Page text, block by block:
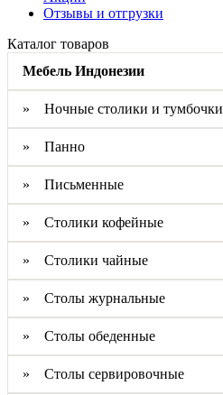
Отзывы и отгрузки
Каталог товаров
Мебель Индонезии
» Ночные столики и тумбочки
» Панно
» Письменные
» Столики кофейные
» Столики чайные
» Столы журнальные
» Столы обеденные
» Столы сервировочные